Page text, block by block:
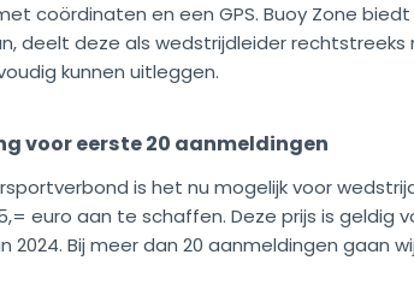
coördinaten en een GPS. Buoy Zone
deelt deze als wedstrijdleider
kunnen uitleggen.
voor eerste 20 aanmeldingen
is het nu mogelijk voor
euro aan te schaffen. Deze prijs is geldig
2024. Bij meer dan 20 aanmeldingen gaan